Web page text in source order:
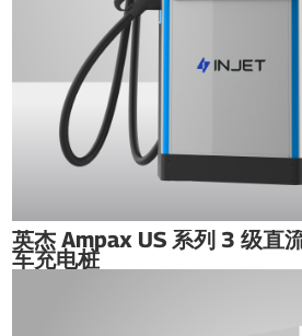
英杰 Ampax US 系列 3 级直
车充电桩